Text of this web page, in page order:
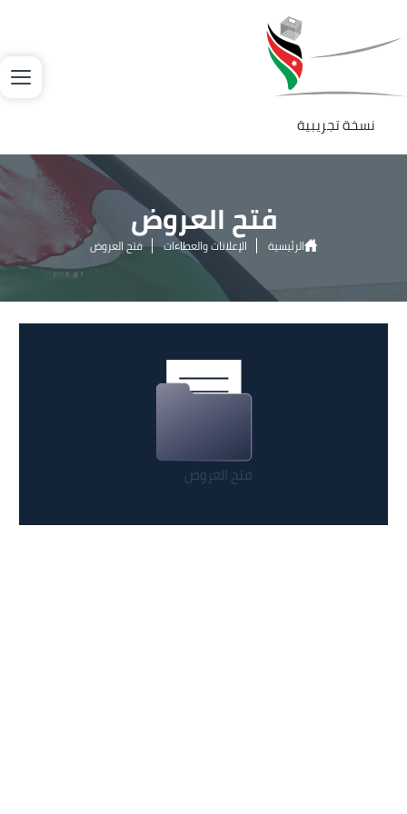
تجاوز إلى المحتوى الرئيسي
نسخة تجريبية
فتح العروض
الرئيسية الإعلانات والعطاءات فتح العروض
الصورة
فتح العروض